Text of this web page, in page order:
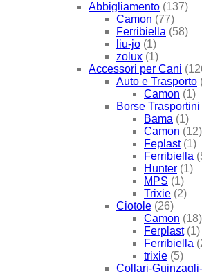
Abbigliamento (137)
Camon (77)
Ferribiella (58)
liu-jo (1)
zolux (1)
Accessori per Cani
Auto e Trasporto
Camon (1)
Borse Trasportini
Bama (1)
Camon (12)
Feplast (1)
Ferribiella
Hunter (1)
MPS (1)
Trixie (2)
Ciotole (26)
Camon (18)
Ferplast (1)
Ferribiella
trixie (5)
Collari-